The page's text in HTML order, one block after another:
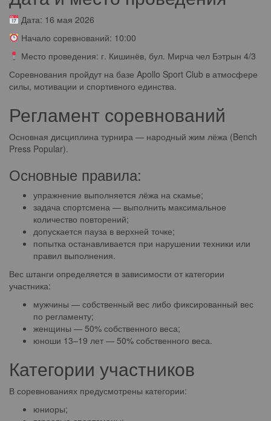
Дата: 16 мая 2026
Начало соревнований: 10:00
Место проведения: г. Кишинёв, бул. Мирча чел Бэтрын 4/3
Соревнования пройдут на базе Apollo Sport Club в атмосфере
силы, мотивации и спортивного единства.
Регламент соревнований
Основная дисциплина турнира — народный жим лёжа (Bench
Press Popular).
Основные правила:
упражнение выполняется лёжа на скамье;
задача спортсмена — выполнить максимальное
количество повторений;
допускается пауза в верхней точке;
попытка останавливается при нарушении техники или
правил выполнения.
Вес штанги определяется в зависимости от категории
участника:
мужчины — собственный вес либо фиксированный вес
по регламенту;
женщины — 50% собственного веса;
юноши 13–19 лет — 50% собственного веса.
Категории участников
В соревнованиях предусмотрены категории:
юниоры;